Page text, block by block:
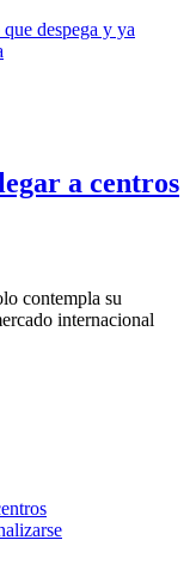
a centros
contempla su
internacional